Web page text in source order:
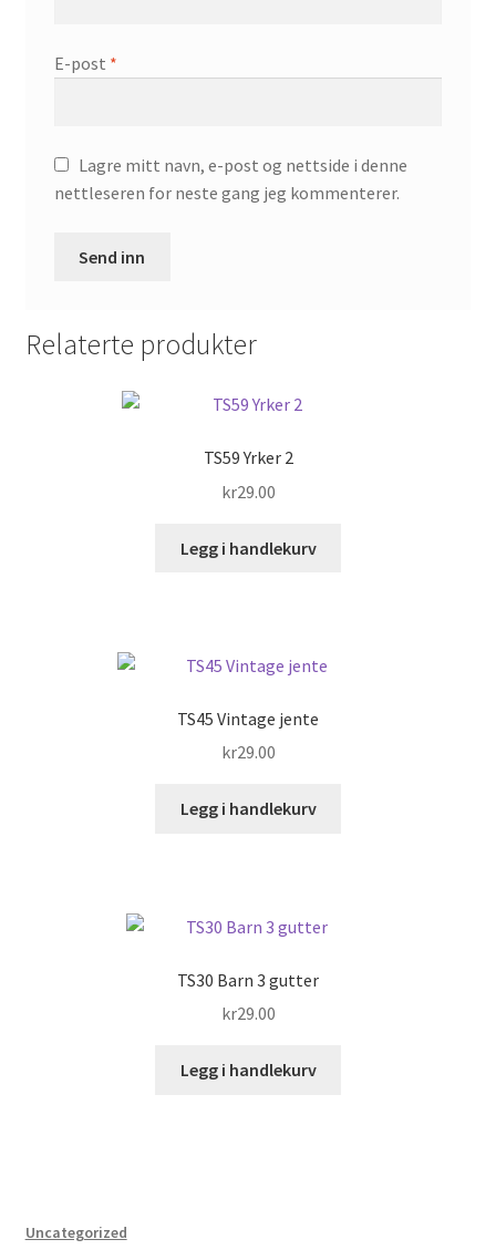
E-post *
Lagre mitt navn, e-post og nettside i denne
nettleseren for neste gang jeg kommenterer.
Relaterte produkter
TS59 Yrker 2
kr29.00
Legg i handlekurv
TS45 Vintage jente
kr29.00
Legg i handlekurv
TS30 Barn 3 gutter
kr29.00
Legg i handlekurv
Uncategorized